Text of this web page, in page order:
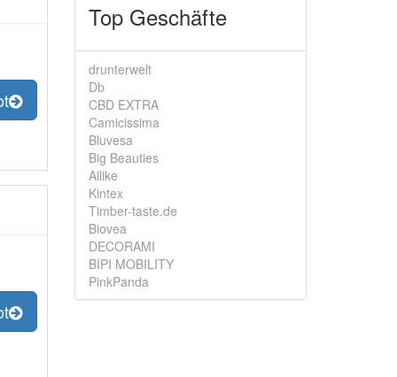
Top Geschäfte
drunterwelt
Db
CBD EXTRA
Camicissima
Bluvesa
Big Beauties
Allike
Kintex
Timber-taste.de
Biovea
DECORAMI
BIPI MOBILITY
PinkPanda